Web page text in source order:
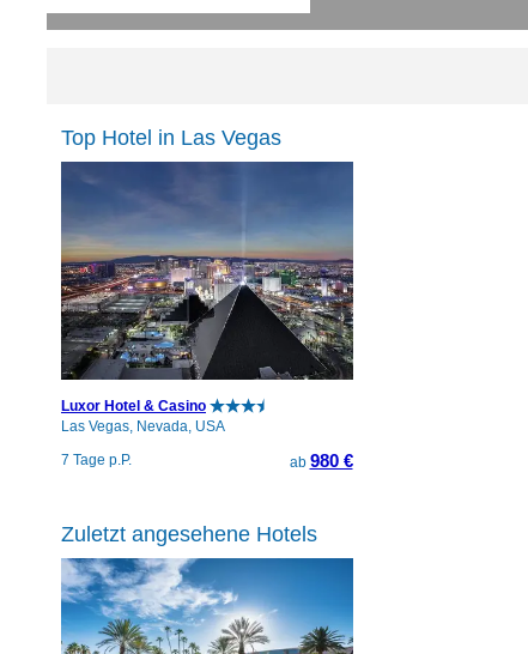
Top Hotel in Las Vegas
Luxor Hotel & Casino
Las Vegas, Nevada, USA
7 Tage p.P.
ab 980 €
Zuletzt angesehene Hotels